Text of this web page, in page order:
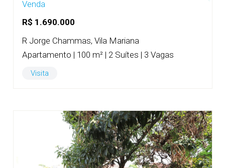
Venda
R$ 1.690.000
R Jorge Chammas, Vila Mariana
Apartamento | 100 m² | 2 Suítes | 3 Vagas
Visita